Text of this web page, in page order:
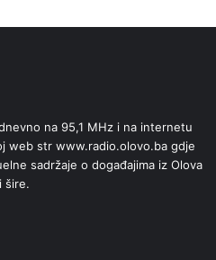
na 95,1 MHz i na internetu
web str www.radio.olovo.ba gdje
sadržaje o događajima iz Olova
i šire.